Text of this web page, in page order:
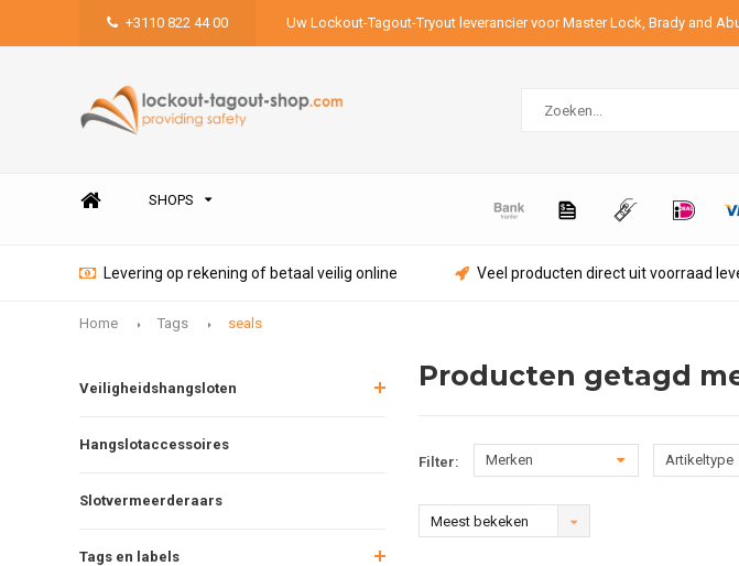
+3110 822 44 00 Uw Lockout-Tagout-Tryout leverancier voor Master Lock, Brady and
SHOPS
Levering op rekening of betaal veilig online Veel producten direct uit voorraad
Home Tags seals
Veiligheidshangsloten
Hangslotaccessoires
Slotvermeerderaars
Tags en labels
Producten getagd
Filter: Merken Artikeltype
Meest bekeken